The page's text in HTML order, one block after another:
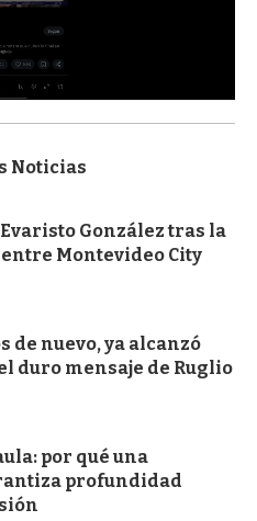
Noticias
Evaristo González tras la
Montevideo City
de nuevo, ya alcanzó
duro mensaje de Ruglio
por qué una
profundidad